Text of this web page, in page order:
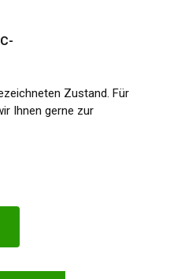
Zustand. Für
Ihnen gerne zur